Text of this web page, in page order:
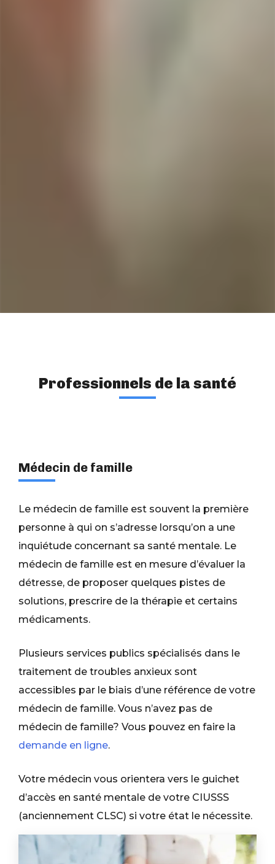
Professionnels de la santé
Médecin de famille
Le médecin de famille est souvent la première
personne à qui on s’adresse lorsqu’on a une
inquiétude concernant sa santé mentale. Le
médecin de famille est en mesure d’évaluer la
détresse, de proposer quelques pistes de
solutions, prescrire de la thérapie et certains
médicaments.
Plusieurs services publics spécialisés dans le
traitement de troubles anxieux sont
accessibles par le biais d’une référence de votre
médecin de famille. Vous n’avez pas de
médecin de famille? Vous pouvez en faire la
demande en ligne.
Votre médecin vous orientera vers le guichet
d’accès en santé mentale de votre CIUSSS
(anciennement CLSC) si votre état le nécessite.